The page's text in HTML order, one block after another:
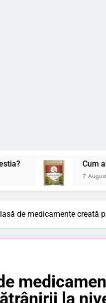
Cum am descoperit
7 August 2026
de medicamente creată
la